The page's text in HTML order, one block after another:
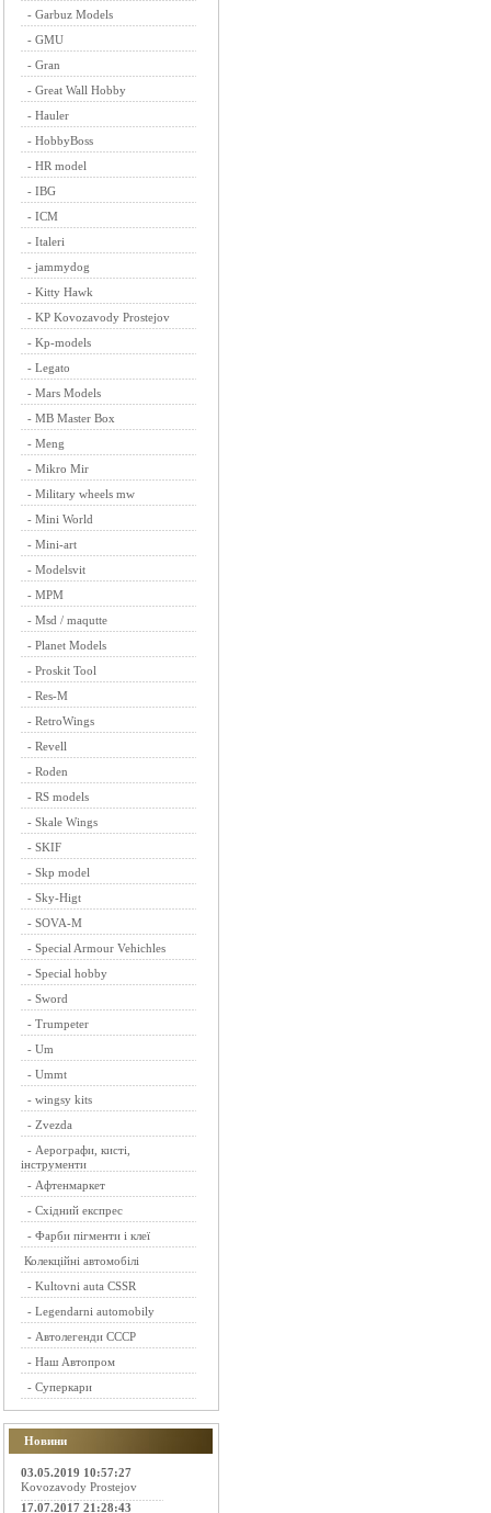
- Garbuz Models
- GMU
- Gran
- Great Wall Hobby
- Hauler
- HobbyBoss
- HR model
- IBG
- ICM
- Italeri
- jammydog
- Kitty Hawk
- KP Kovozavody Prostejov
- Kp-models
- Legato
- Mars Models
- MB Master Box
- Meng
- Mikro Mir
- Military wheels mw
- Mini World
- Mini-art
- Modelsvit
- MPM
- Msd / maqutte
- Planet Models
- Proskit Tool
- Res-M
- RetroWings
- Revell
- Roden
- RS models
- Skale Wings
- SKIF
- Skp model
- Sky-Higt
- SOVA-M
- Special Armour Vehichles
- Special hobby
- Sword
- Trumpeter
- Um
- Ummt
- wingsy kits
- Zvezda
- Аерографи, кисті,
інструменти
- Афтенмаркет
- Східний експрес
- Фарби пігменти і клеї
Колекційні автомобілі
- Kultovni auta CSSR
- Legendarni automobily
- Автолегенди СССР
- Наш Автопром
- Суперкари
Новини
03.05.2019 10:57:27
Kovozavody Prostejov
17.07.2017 21:28:43